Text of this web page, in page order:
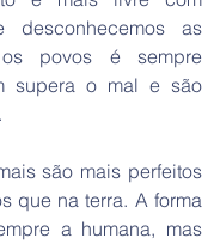
desconhecemos as
povos é sempre
supera o mal e são
são mais perfeitos
que na terra. A forma
a humana, mas